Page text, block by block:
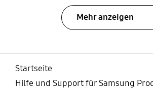
Mehr anzeigen
Startseite
Hilfe und Support für Samsung